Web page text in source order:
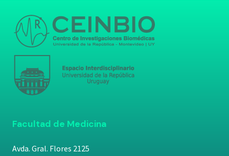
Facultad de Medicina
Avda. Gral. Flores 2125